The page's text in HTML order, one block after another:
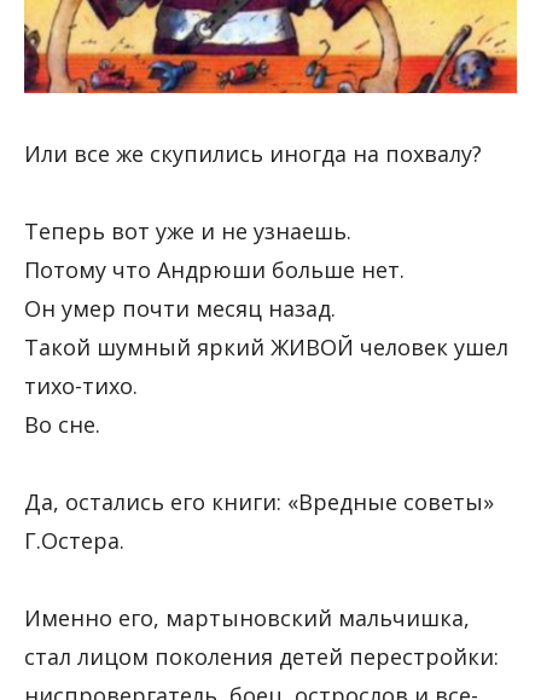
Или все же скупились иногда на похвалу?
Теперь вот уже и не узнаешь.
Потому что Андрюши больше нет.
Он умер почти месяц назад.
Такой шумный яркий ЖИВОЙ человек ушел
тихо-тихо.
Во сне.
Да, остались его книги: «Вредные советы»
Г.Остера.
Именно его, мартыновский мальчишка,
стал лицом поколения детей перестройки: